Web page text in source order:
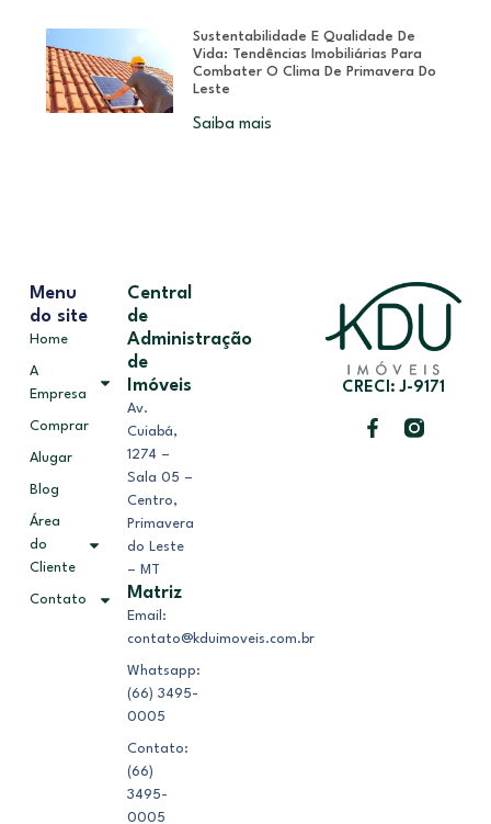
Sustentabilidade E Qualidade De
Vida: Tendências Imobiliárias Para
Combater O Clima De Primavera Do
Leste
Saiba mais
CRECI: J-9171
Menu
do site
Home
A
Empresa
Comprar
Alugar
Blog
Área
do
Cliente
Contato
Central
de
Administração
de
Imóveis
Av.
Cuiabá,
1274 –
Sala 05 –
Centro,
Primavera
do Leste
– MT
Matriz
Email:
contato@kduimoveis.com.br
Whatsapp:
(66) 3495-
0005
Contato:
(66)
3495-
0005